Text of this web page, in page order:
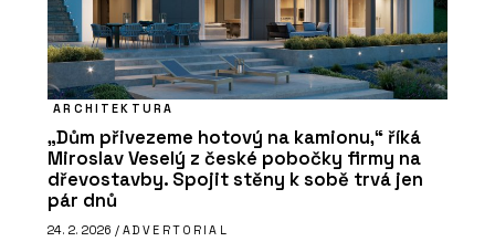
ARCHITEKTURA
„Dům přivezeme hotový na kamionu,“ říká
Miroslav Veselý z české pobočky firmy na
dřevostavby. Spojit stěny k sobě trvá jen
pár dnů
24. 2. 2026 / ADVERTORIAL